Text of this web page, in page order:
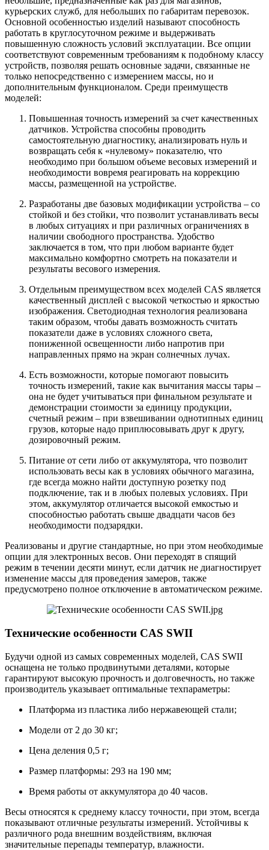
курьерских служб, для небольших по габаритам перевозок.
Основной особенностью изделий называют способность
работать в круглосуточном режиме и выдерживать
повышенную сложность условий эксплуатации. Все опции
соответствуют современным требованиям к подобному классу
устройств, позволяя решать основные задачи, связанные не
только непосредственно с измерением массы, но и
дополнительным функционалом. Среди преимуществ
моделей:
Повышенная точность измерений за счет качественных
датчиков. Устройства способны проводить
самостоятельную диагностику, анализировать нуль и
возвращать себя к «нулевому» показателю, что
необходимо при большом объеме весовых измерений и
необходимости вовремя реагировать на коррекцию
массы, размещенной на устройстве.
Разработаны две базовых модификации устройства – со
стойкой и без стойки, что позволит устанавливать весы
в любых ситуациях и при различных ограничениях в
наличии свободного пространства. Удобство
заключается в том, что при любом варианте будет
максимально комфортно смотреть на показатели и
результаты весового измерения.
Отдельным преимуществом всех моделей CAS является
качественный дисплей с высокой четкостью и яркостью
изображения. Светодиодная технология реализована
таким образом, чтобы давать возможность считать
показатели даже в условиях сложного света,
пониженной освещенности либо напротив при
направленных прямо на экран солнечных лучах.
Есть возможности, которые помогают повысить
точность измерений, такие как вычитания массы тары –
она не будет учитываться при финальном результате и
демонстрации стоимости за единицу продукции,
счетный режим – при взвешивании однотипных единиц
грузов, которые надо приплюсовывать друг к другу,
дозировочный режим.
Питание от сети либо от аккумулятора, что позволит
использовать весы как в условиях обычного магазина,
где всегда можно найти доступную розетку под
подключение, так и в любых полевых условиях. При
этом, аккумулятор отличается высокой емкостью и
способностью работать свыше двадцати часов без
необходимости подзарядки.
Реализованы и другие стандартные, но при этом необходимые
опции для электронных весов. Они переходят в спящий
режим в течении десяти минут, если датчик не диагностирует
изменение массы для проведения замеров, также
предусмотрено полное отключение в автоматическом режиме.
Технические особенности CAS SWII
Будучи одной из самых современных моделей, CAS SWII
оснащена не только продвинутыми деталями, которые
гарантируют высокую прочность и долговечность, но также
производитель указывает оптимальные техпараметры:
Платформа из пластика либо нержавеющей стали;
Модели от 2 до 30 кг;
Цена деления 0,5 г;
Размер платформы: 293 на 190 мм;
Время работы от аккумулятора до 40 часов.
Весы относятся к среднему классу точности, при этом, всегда
показывают отличные результаты измерений. Устойчивы к
различного рода внешним воздействиям, включая
значительные перепады температур, влажности.